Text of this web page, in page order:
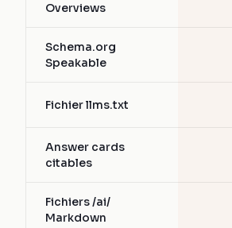
Overviews
Schema.org
Speakable
Fichier llms.txt
Answer cards
citables
Fichiers /ai/
Markdown